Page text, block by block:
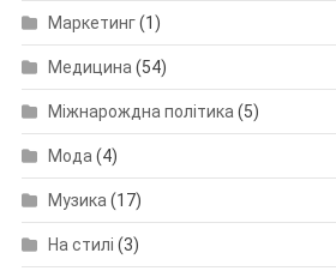
Маркетинг(1)
Медицина (54)
Міжнарождна політика (5)
Мода (4)
Музика (17)
На стилі (3)